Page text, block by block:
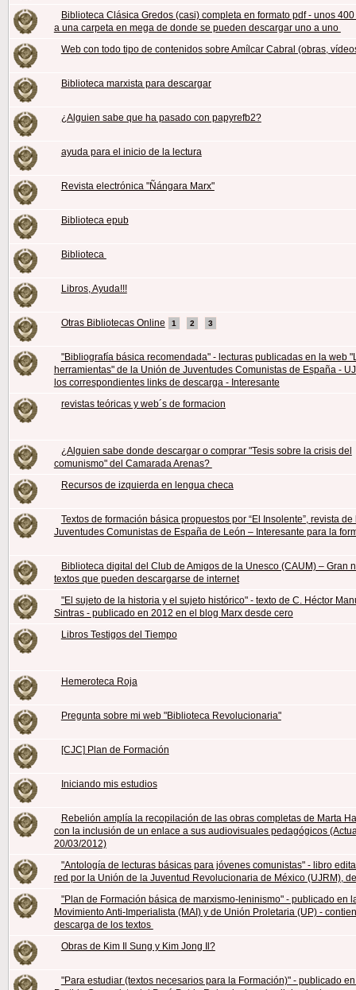
Biblioteca Clásica Gredos (casi) completa en formato pdf - unos
a una carpeta en mega de donde se pueden descargar uno a uno
Web con todo tipo de contenidos sobre Amílcar Cabral (obras,
Biblioteca marxista para descargar
¿Alguien sabe que ha pasado con papyrefb2?
ayuda para el inicio de la lectura
Revista electrónica "Ñángara Marx"
Biblioteca epub
Biblioteca
Libros, Ayuda!!!
Otras Bibliotecas Online 1 2 3
"Bibliografía básica recomendada" - lecturas publicadas en la web
herramientas" de la Unión de Juventudes Comunistas de España -
los correspondientes links de descarga - Interesante
revistas teóricas y web´s de formacion
¿Alguien sabe donde descargar o comprar "Tesis sobre la crisis del
comunismo" del Camarada Arenas?
Recursos de izquierda en lengua checa
Textos de formación básica propuestos por “El Insolente”, revista
Juventudes Comunistas de España de León – Interesante para la
Biblioteca digital del Club de Amigos de la Unesco (CAUM) – Gran
textos que pueden descargarse de internet
"El sujeto de la historia y el sujeto histórico" - texto de C. Héctor
Sintras - publicado en 2012 en el blog Marx desde cero
Libros Testigos del Tiempo
Hemeroteca Roja
Pregunta sobre mi web "Biblioteca Revolucionaria"
[CJC] Plan de Formación
Iniciando mis estudios
Rebelión amplía la recopilación de las obras completas de Marta
con la inclusión de un enlace a sus audiovisuales pedagógicos
20/03/2012)
"Antología de lecturas básicas para jóvenes comunistas" - libro
red por la Unión de la Juventud Revolucionaria de México (UJRM),
"Plan de Formación básica de marxismo-leninismo" - publicado en
Movimiento Anti-Imperialista (MAI) y de Unión Proletaria (UP) -
descarga de los textos
Obras de Kim Il Sung y Kim Jong Il?
"Para estudiar (textos necesarios para la Formación)" - publicado